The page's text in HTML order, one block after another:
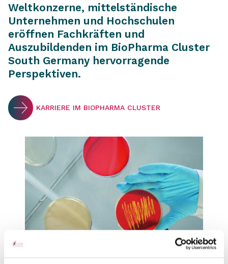
Weltkonzerne, mittelständische
Unternehmen und Hochschulen
eröffnen Fachkräften und
Auszubildenden im BioPharma Cluster
South Germany hervorragende
Perspektiven.
KARRIERE IM BIOPHARMA CLUSTER